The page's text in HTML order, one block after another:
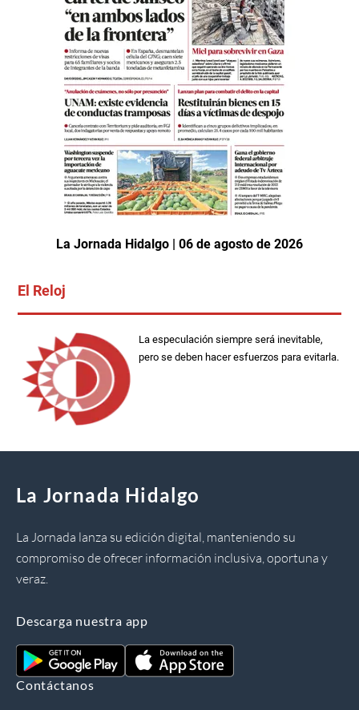
La Jornada Hidalgo | 06 de agosto de 2026
El Reloj
La especulación siempre será inevitable,
pero se deben hacer esfuerzos para evitarla.
La Jornada Hidalgo
La Jornada lanza su edición digital, manteniendo su
compromiso de ofrecer información inclusiva, oportuna y
veraz.
Descarga nuestra app
Contáctanos